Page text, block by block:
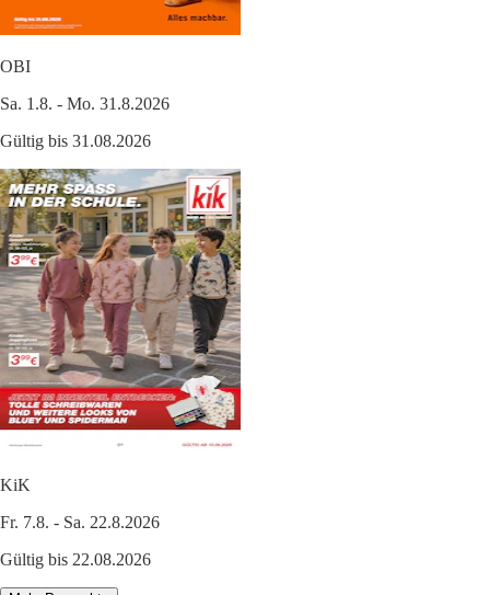
OBI
Sa. 1.8. - Mo. 31.8.2026
Gültig bis 31.08.2026
KiK
Fr. 7.8. - Sa. 22.8.2026
Gültig bis 22.08.2026